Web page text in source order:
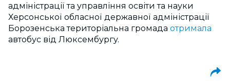
адміністрації та управління освіти та науки
Херсонської обласної державної адміністрації
Борозенська територіальна громада отримала
автобус від Люксембургу.